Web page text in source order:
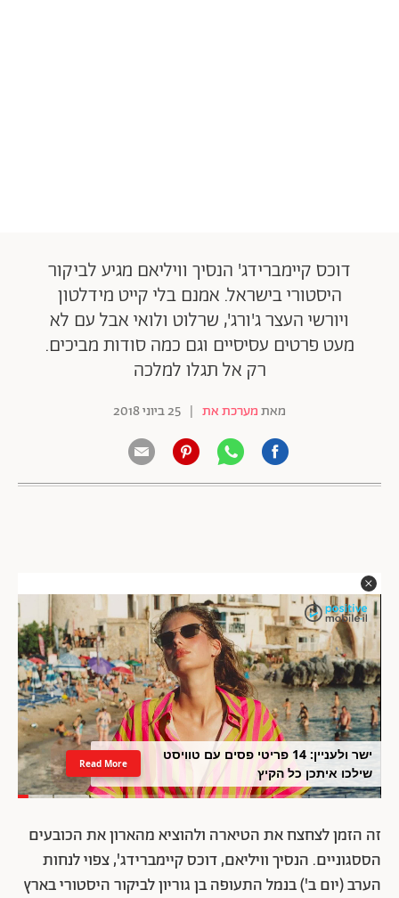
דוכס קיימברידג' הנסיך וויליאם מגיע לביקור
היסטורי בישראל. אמנם בלי קייט מידלטון
ויורשי העצר ג'ורג', שרלוט ולואי אבל עם לא
מעט פרטים עסיסיים וגם כמה סודות מביכים.
רק אל תגלו למלכה
מאתמערכת את | 25 ביוני 2018
ישר ולעניין: 14 פריטי פסים עם טוויסט
שילכו איתכן כל הקיץ
Read More
זה הזמן לצחצח את הטיארה ולהוציא מהארון את הכובעים
הססגוניים. הנסיך וויליאם, דוכס קיימברידג', צפוי לנחות
הערב (יום ב') בנמל התעופה בן גוריון לביקור היסטורי בארץ